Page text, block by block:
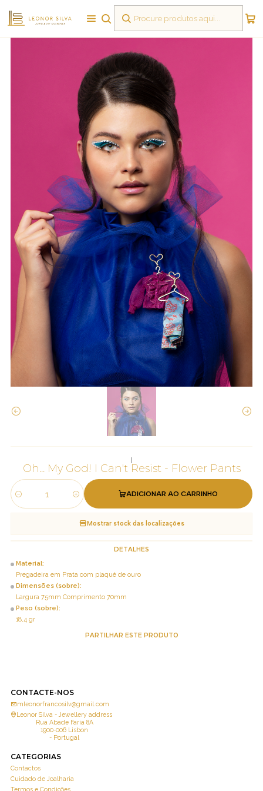
Oh... My God! I Can't Resist - Flower Pants
Quantidade
ADICIONAR AO CARRINHO
Mostrar stock das localizações
DETALHES
Material:
Pregadeira em Prata com plaqué de ouro
Dimensões (sobre):
Largura 75mm Comprimento 70mm
Peso (sobre):
18,4 gr
PARTILHAR ESTE PRODUTO
CONTACTE-NOS
mleonorfrancosilv@gmail.com
Leonor Silva - Jewellery address
Rua Abade Faria 8A
1900-006 Lisbon
- Portugal
CATEGORIAS
Contactos
Cuidado de Joalharia
Termos e Condições